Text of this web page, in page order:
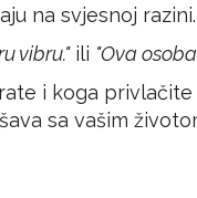
na svjesnoj
vibru."ili "Ova
i koga privlačite
sa vašim